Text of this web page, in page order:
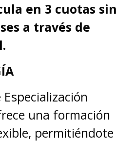
en 3 cuotas sin
a través de
una formación
permitiéndote